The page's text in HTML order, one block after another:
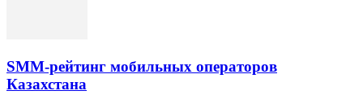
SMM-рейтинг мобильных операторов
Казахстана